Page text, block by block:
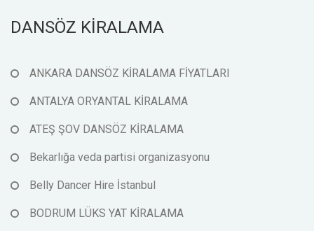
DANSÖZ KİRALAMA
ANKARA DANSÖZ KİRALAMA FİYATLARI
ANTALYA ORYANTAL KİRALAMA
ATEŞ ŞOV DANSÖZ KİRALAMA
Bekarlığa veda partisi organizasyonu
Belly Dancer Hire İstanbul
BODRUM LÜKS YAT KİRALAMA